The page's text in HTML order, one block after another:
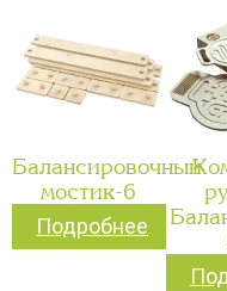
Балансировочный
мостик-6
Подробнее